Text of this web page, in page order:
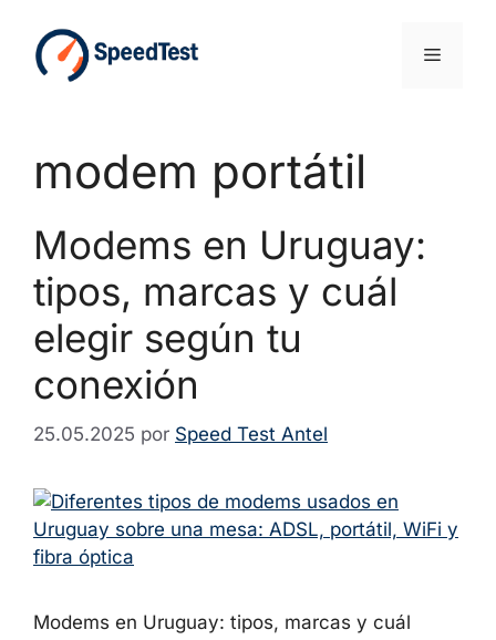
contenido
Menú
modem portátil
Modems en Uruguay:
tipos, marcas y cuál
elegir según tu
conexión
25.05.2025 por Speed Test Antel
Modems en Uruguay: tipos, marcas y cuál